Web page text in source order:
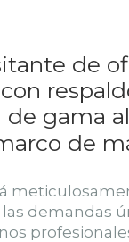
de
gama
de
demandas